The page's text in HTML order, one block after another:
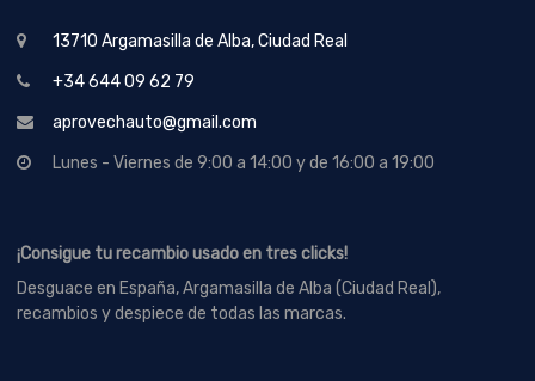
13710 Argamasilla de Alba, Ciudad Real
+34 644 09 62 79
aprovechauto@gmail.com
Lunes - Viernes de 9:00 a 14:00 y de 16:00 a 19:00
¡Consigue tu recambio usado en tres clicks!
Desguace en España, Argamasilla de Alba (Ciudad Real),
recambios y despiece de todas las marcas.